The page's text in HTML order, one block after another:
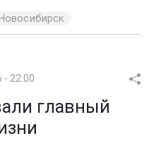
- 22:00
главный